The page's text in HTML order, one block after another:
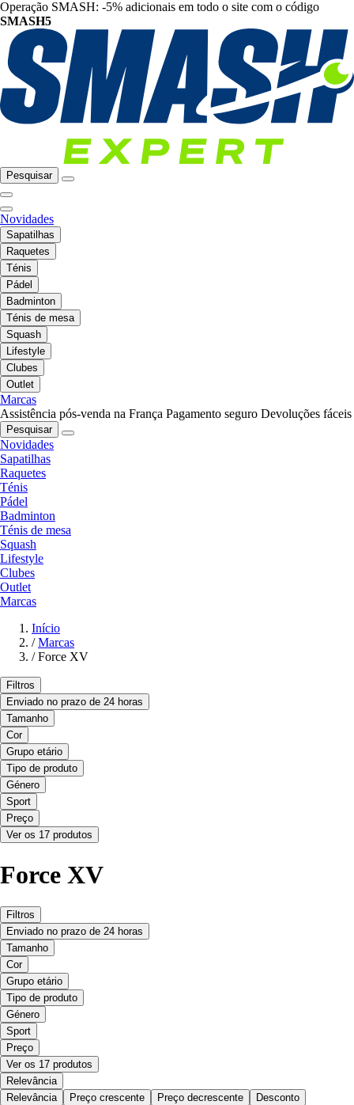
Operação SMASH: -5% adicionais em todo o site com o código
SMASH5
Pesquisar
Novidades
Sapatilhas
Raquetes
Ténis
Pádel
Badminton
Ténis de mesa
Squash
Lifestyle
Clubes
Outlet
Marcas
Assistência pós-venda na França Pagamento seguro Devoluções fáceis
Pesquisar
Novidades
Sapatilhas
Raquetes
Ténis
Pádel
Badminton
Ténis de mesa
Squash
Lifestyle
Clubes
Outlet
Marcas
Início
/ Marcas
/ Force XV
Filtros
Enviado no prazo de 24 horas
Tamanho
Cor
Grupo etário
Tipo de produto
Género
Sport
Preço
Ver os 17 produtos
Force XV
Filtros
Enviado no prazo de 24 horas
Tamanho
Cor
Grupo etário
Tipo de produto
Género
Sport
Preço
Ver os 17 produtos
Relevância
Relevância
Preço crescente Preço decrescente Desconto